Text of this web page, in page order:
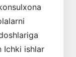
Ichki ishlar